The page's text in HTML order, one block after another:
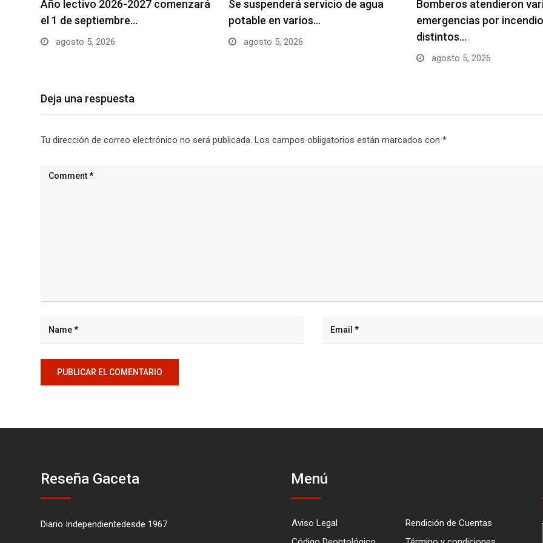
Año lectivo 2026-2027 comenzará
el 1 de septiembre…
agosto 5, 2026
Se suspenderá servicio de agua
potable en varios…
agosto 5, 2026
Bomberos atendieron
emergencias por
distintos…
agosto 5, 2026
Deja una respuesta
Tu dirección de correo electrónico no será publicada. Los campos obligatorios están marcados con *
Reseña Gaceta
Diario Independientedesde 1967.
Menú
Aviso Legal
Rendición de Cuentas